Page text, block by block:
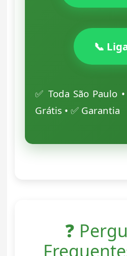
📞
✅ Toda São Paulo
Grátis • ✅ Garantia
❓